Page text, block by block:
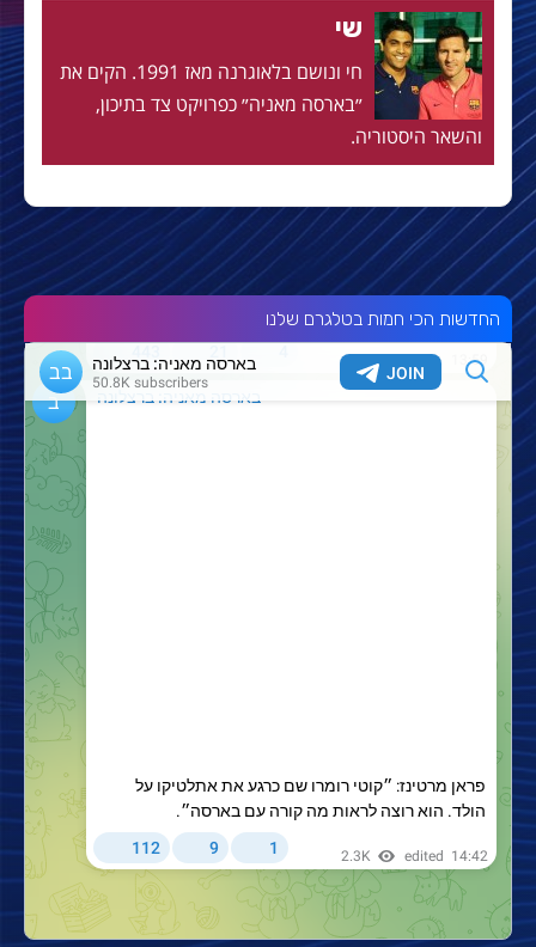
שי
חי ונושם בלאוגרנה מאז 1991. הקים את
״בארסה מאניה״ כפרויקט צד בתיכון,
והשאר היסטוריה.
החדשות הכי חמות בטלגרם שלנו